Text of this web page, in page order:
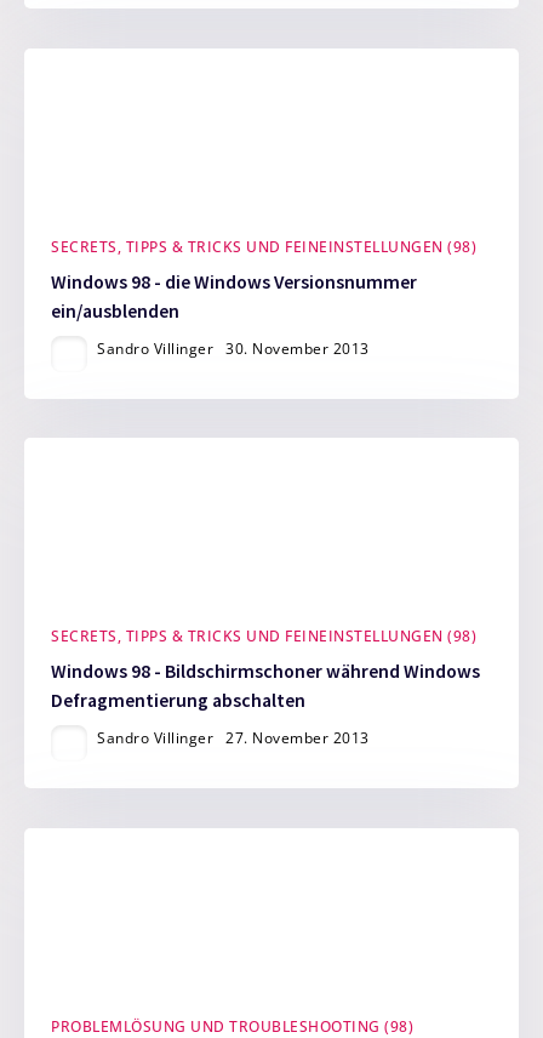
SECRETS, TIPPS & TRICKS UND FEINEINSTELLUNGEN (98)
Windows 98 - die Windows Versionsnummer
ein/ausblenden
Sandro Villinger 30. November 2013
SECRETS, TIPPS & TRICKS UND FEINEINSTELLUNGEN (98)
Windows 98 - Bildschirmschoner während Windows
Defragmentierung abschalten
Sandro Villinger 27. November 2013
PROBLEMLÖSUNG UND TROUBLESHOOTING (98)